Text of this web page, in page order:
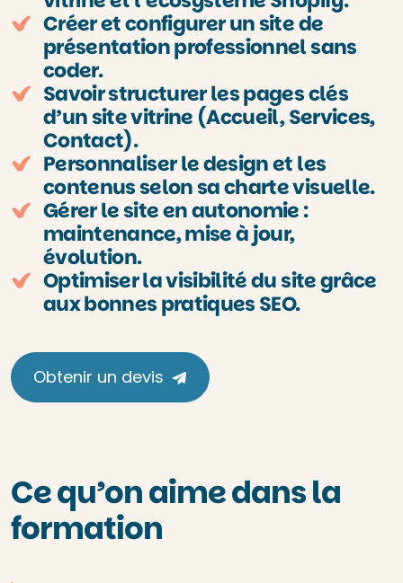
Créer et configurer un site de
présentation professionnel sans
coder.
Savoir structurer les pages clés
d’un site vitrine (Accueil, Services,
Contact).
Personnaliser le design et les
contenus selon sa charte visuelle.
Gérer le site en autonomie :
maintenance, mise à jour,
évolution.
Optimiser la visibilité du site grâce
aux bonnes pratiques SEO.
Obtenir un devis
Ce qu’on aime dans la
formation